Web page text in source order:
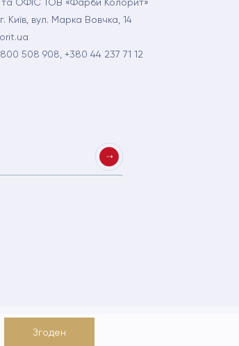
Київ, вул. Марка Вовчка, 14
508 908, +380 44 237 71 12
Карта сайту
Згоден